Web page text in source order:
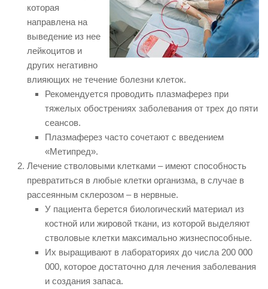
которая
направлена на
выведение из нее
лейкоцитов и
других негативно
влияющих не течение болезни клеток.
Рекомендуется проводить плазмаферез при
тяжелых обострениях заболевания от трех до пяти
сеансов.
Плазмаферез часто сочетают с введением
«Метипред».
Лечение стволовыми клетками – имеют способность
превратиться в любые клетки организма, в случае в
рассеянным склерозом – в нервные.
У пациента берется биологический материал из
костной или жировой ткани, из которой выделяют
стволовые клетки максимально жизнеспособные.
Их выращивают в лабораториях до числа 200 000
000, которое достаточно для лечения заболевания
и создания запаса.